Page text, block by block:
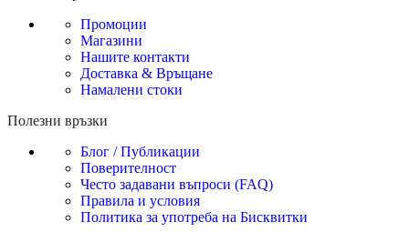
Промоции
Магазини
Нашите контакти
Доставка & Връщане
Намалени стоки
Полезни връзки
Блог / Публикации
Поверителност
Често задавани въпроси (FAQ)
Правила и условия
Политика за употреба на Бисквитки